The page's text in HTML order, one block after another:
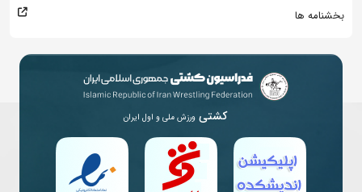
بخشنامه ها
کشتی ورزش ملی و اول ایران